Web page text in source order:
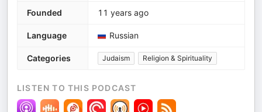
Founded 11 years ago
Language Russian
Categories Judaism Religion & Spirituality
LISTEN TO THIS PODCAST